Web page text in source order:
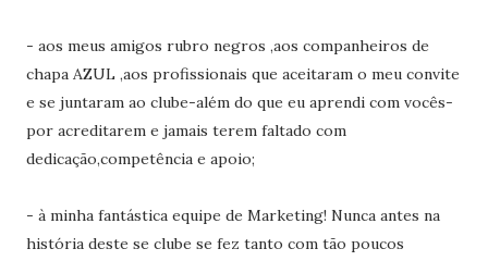
- aos meus amigos rubro negros ,aos companheiros de
chapa AZUL ,aos profissionais que aceitaram o meu convite
e se juntaram ao clube-além do que eu aprendi com vocês-
por acreditarem e jamais terem faltado com
dedicação,competência e apoio;
- à minha fantástica equipe de Marketing! Nunca antes na
história deste se clube se fez tanto com tão poucos